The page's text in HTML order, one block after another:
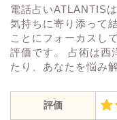
電話占いATLANTIS
気持ちに寄り添って
ことにフォーカスし
評価です。 占術は西
たり、あなたを悩み
評価